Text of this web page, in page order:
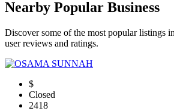
Nearby Popular Business
Discover some of the most popular listings
user reviews and ratings.
$
Closed
2418